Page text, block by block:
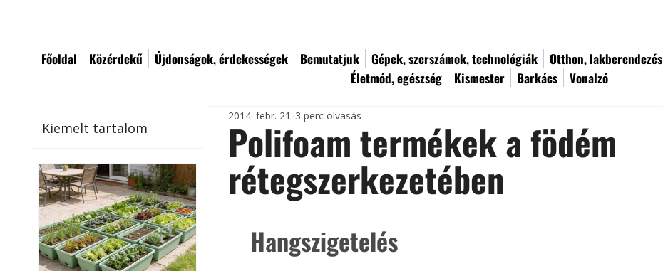
Főoldal Közérdekű Újdonságok, érdekességek Bemutatjuk Gépek, szerszámok, technológiák Otthon, lakberendezés
Életmód, egészség
Kismester Barkács Vonalzó
Kiemelt tartalom Polifoam termékek a födém
rétegszerkezetében
2014. febr. 21. 3 perc olvasás
Hangszigetelés